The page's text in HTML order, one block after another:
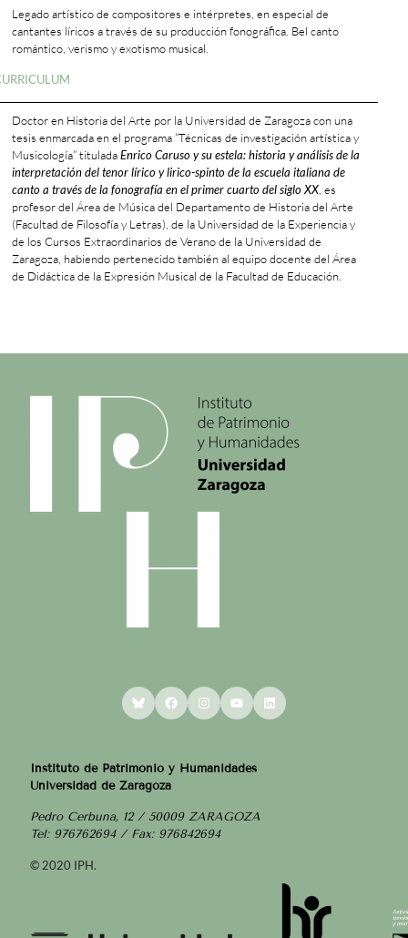
Legado artístico de compositores e intérpretes, en especial de
cantantes líricos a través de su producción fonográfica. Bel canto
romántico, verismo y exotismo musical.
Doctor en Historia del Arte por la Universidad de Zaragoza con una
tesis enmarcada en el programa “Técnicas de investigación artística y
Musicología” tituladaEnrico Caruso y su estela: historia y análisis de la
interpretación del tenor lírico y lirico-spinto de la escuela italiana de
canto a través de la fonografía en el primer cuarto del siglo XX , es
profesor del Área de Música del Departamento de Historia del Arte
(Facultad de Filosofía y Letras), de la Universidad de la Experiencia y
de los Cursos Extraordinarios de Verano de la Universidad de
Zaragoza, habiendo pertenecido también al equipo docente del Área
de Didáctica de la Expresión Musical de la Facultad de Educación.
BlueskyFacebookInstagram
YouTubeLinkedIn
Instituto de Patrimonio y Humanidades
Universidad de Zaragoza
Pedro Cerbuna, 12 / 50009 ZARAGOZA
Tel: 976762694 / Fax: 976842694
© 2020 IPH.